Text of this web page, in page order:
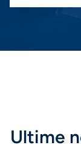
Ultime